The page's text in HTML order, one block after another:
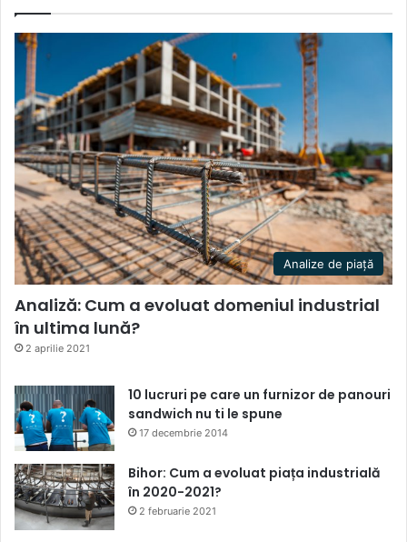
Analize de piață
Analiză: Cum a evoluat domeniul industrial
în ultima lună?
2 aprilie 2021
10 lucruri pe care un furnizor de panouri
sandwich nu ti le spune
17 decembrie 2014
Bihor: Cum a evoluat piața industrială
în 2020-2021?
2 februarie 2021